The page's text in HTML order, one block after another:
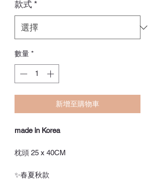
款式 *
數量 *
新增至購物車
made in Korea
枕頭 25 x 40CM
✨春夏秋款